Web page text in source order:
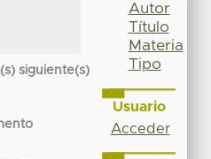
siguiente(s)
Autor
Título
Materia
Tipo
Usuario
Acceder